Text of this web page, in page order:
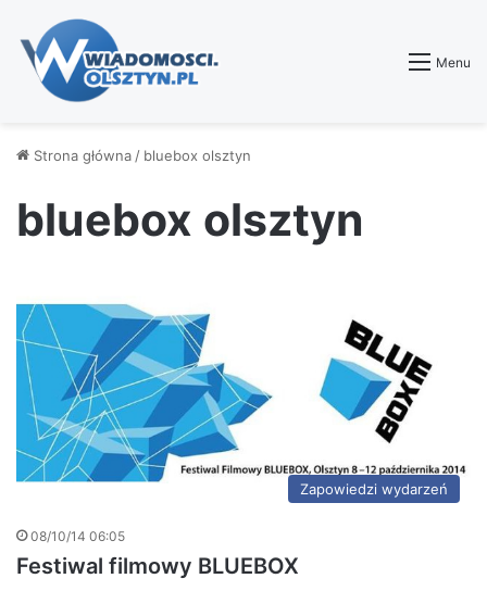
Menu
Strona główna / bluebox olsztyn
bluebox olsztyn
Zapowiedzi wydarzeń
08/10/14 06:05
Festiwal filmowy BLUEBOX